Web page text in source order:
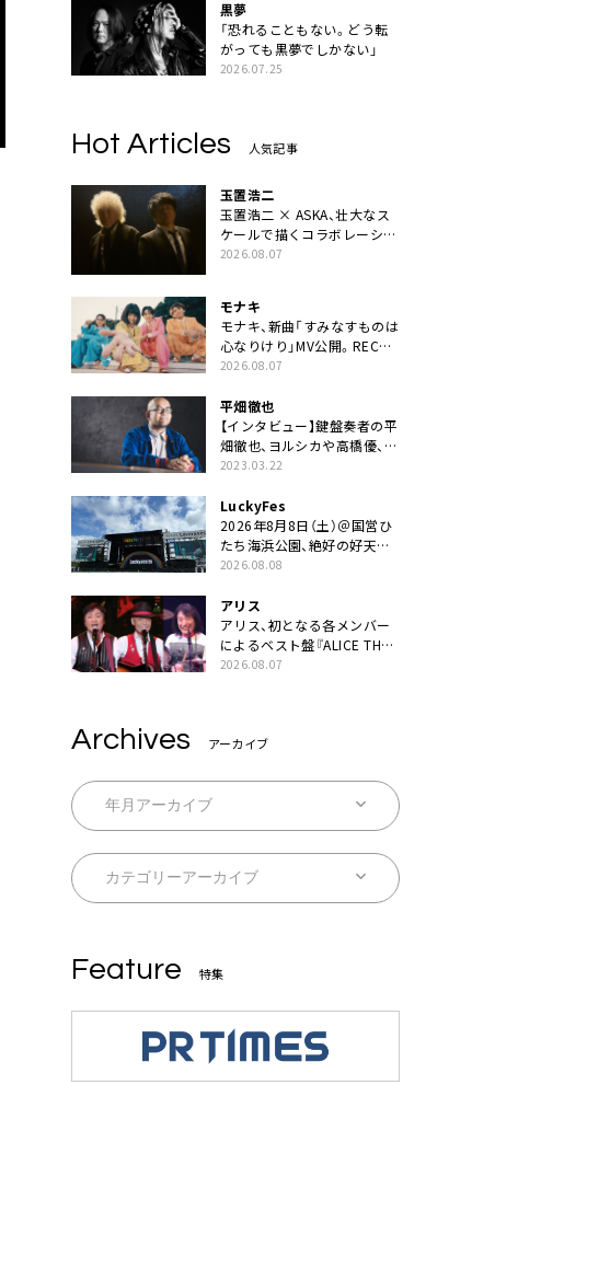
黒夢
「恐れることもない。どう転
がっても黒夢でしかない」
2026.07.25
Hot Articles 人気記事
玉置浩二
玉置浩二 × ASKA、壮大なス
ケールで描くコラボレーショ
ン曲「音銀河」リリース決定。
2026.08.07
モナキ
モナキ、新曲「すみなすものは
心なりけり」MV公開。RECの
ギターにEvery Little Thing・
2026.08.07
平畑徹也
【インタビュー】鍵盤奏者の平
畑徹也、ヨルシカや高橋優、キ
タニタツヤなど9名のゲスト
生の総括「自分自身を再確認
できた」
2023.03.22
LuckyFes
2026年8月8日（土）＠国営ひ
たち海浜公園、絶好の好天の
中＜LuckyFes’26＞開幕
2026.08.08
アリス
アリス、初となる各メンバー
によるベスト盤『ALICE THE
BEST “TORILOGY”』リリー
2026.08.07
Archives アーカイブ
Feature 特集